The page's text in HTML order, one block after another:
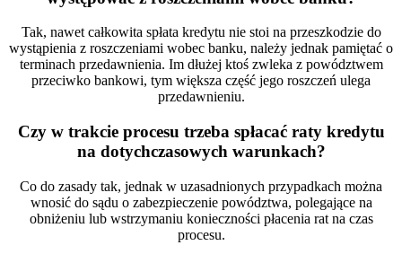
Tak, nawet całkowita spłata kredytu nie stoi na przeszkodzie do
wystąpienia z roszczeniami wobec banku, należy jednak pamiętać o
terminach przedawnienia. Im dłużej ktoś zwleka z powództwem
przeciwko bankowi, tym większa część jego roszczeń ulega
przedawnieniu.
Czy w trakcie procesu trzeba spłacać raty kredytu
na dotychczasowych warunkach?
Co do zasady tak, jednak w uzasadnionych przypadkach można
wnosić do sądu o zabezpieczenie powództwa, polegające na
obniżeniu lub wstrzymaniu konieczności płacenia rat na czas
procesu.